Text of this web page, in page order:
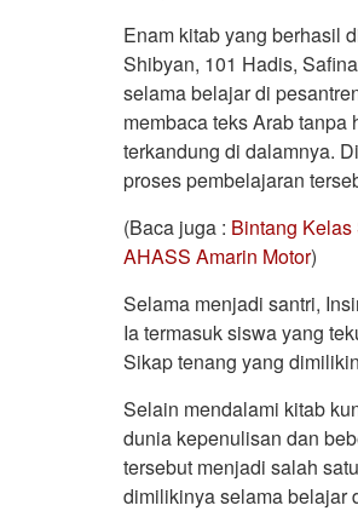
Enam kitab yang berhasil
Shibyan, 101 Hadis,
selama belajar di
membaca teks Arab
terkandung di dalamnya.
proses pembelajaran
(Baca juga : Bintang
AHASS Amarin Motor)
Selama menjadi santri,
Ia termasuk siswa yang
Sikap tenang yang
Selain mendalami kitab
dunia kepenulisan dan
tersebut menjadi salah
dimilikinya selama belajar